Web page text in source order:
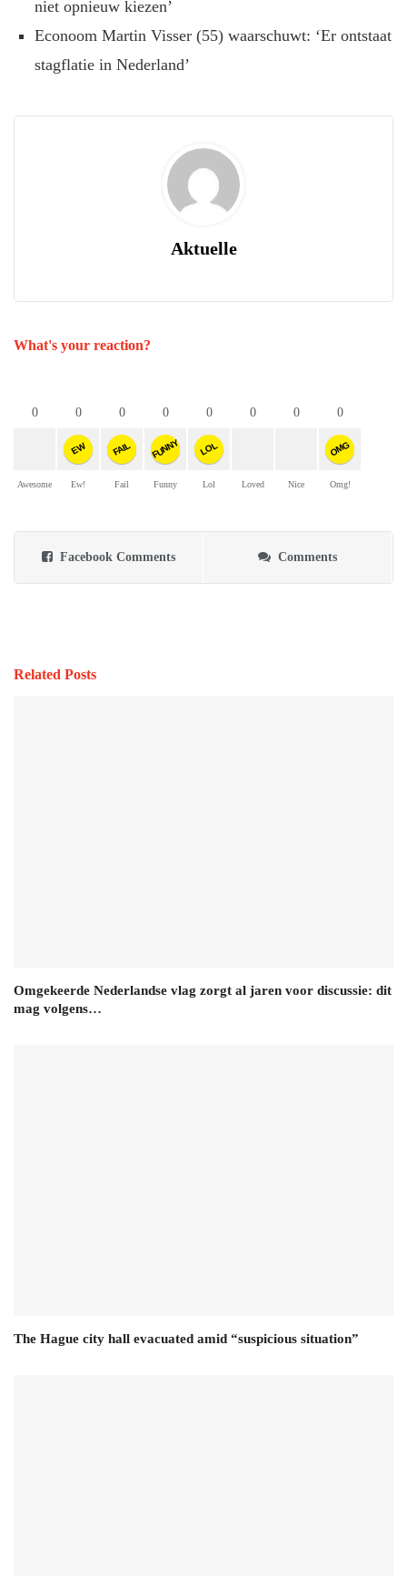
niet opnieuw kiezen’
Econoom Martin Visser (55) waarschuwt: ‘Er ontstaat
stagflatie in Nederland’
Aktuelle
What's your reaction?
0
Awesome
0
EW
Ew!
0
FAIL
Fail
0
FUNNY
Funny
0
LOL
Lol
0
Loved
0
Nice
0
OMG
Omg!
Facebook Comments Comments
Related Posts
Omgekeerde Nederlandse vlag zorgt al jaren voor discussie: dit
mag volgens…
The Hague city hall evacuated amid “suspicious situation”